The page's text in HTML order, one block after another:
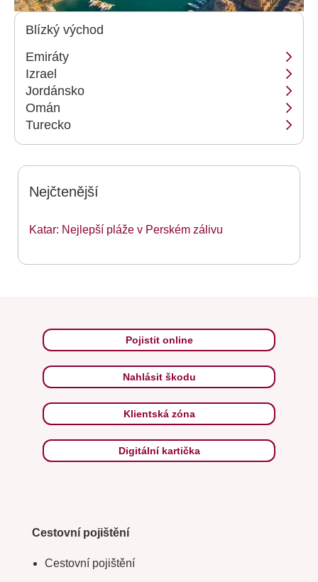
Blízký východ
Emiráty
Izrael
Jordánsko
Omán
Turecko
Nejčtenější
Katar: Nejlepší pláže v Perském zálivu
Pojistit online
Nahlásit škodu
Klientská zóna
Digitální kartička
Cestovní pojištění
Cestovní pojištění